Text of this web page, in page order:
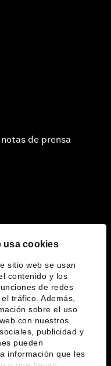
usa cookies
sitio web se usan
contenido y los
de redes
tráfico. Además,
sobre el uso
con nuestros
publicidad y
pueden
información que les
de prensa